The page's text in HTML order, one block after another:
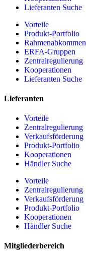
Lieferanten Suche
Vorteile
Produkt-Portfolio
Rahmenabkommen
ERFA-Gruppen
Zentralregulierung
Kooperationen
Lieferanten Suche
Lieferanten
Vorteile
Zentralregulierung
Verkaufsförderung
Produkt-Portfolio
Kooperationen
Händler Suche
Vorteile
Zentralregulierung
Verkaufsförderung
Produkt-Portfolio
Kooperationen
Händler Suche
Mitgliederbereich